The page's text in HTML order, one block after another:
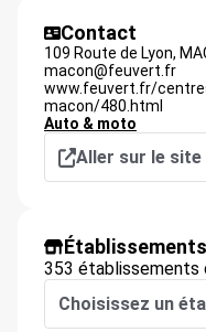
Contact
109 Route de Lyon,
macon@feuvert.fr
www.feuvert.fr/
macon/480.html
Auto & moto
Aller sur le site
Établissements
353 établissements
Choisissez un